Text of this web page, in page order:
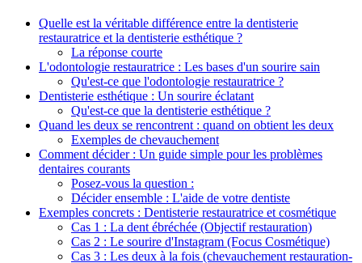
Quelle est la véritable différence entre la dentisterie
restauratrice et la dentisterie esthétique ?
La réponse courte
L'odontologie restauratrice : Les bases d'un sourire sain
Qu'est-ce que l'odontologie restauratrice ?
Dentisterie esthétique : Un sourire éclatant
Qu'est-ce que la dentisterie esthétique ?
Quand les deux se rencontrent : quand on obtient les deux
Exemples de chevauchement
Comment décider : Un guide simple pour les problèmes
dentaires courants
Posez-vous la question :
Décider ensemble : L'aide de votre dentiste
Exemples concrets : Dentisterie restauratrice et cosmétique
Cas 1 : La dent ébréchée (Objectif restauration)
Cas 2 : Le sourire d'Instagram (Focus Cosmétique)
Cas 3 : Les deux à la fois (chevauchement restauration-